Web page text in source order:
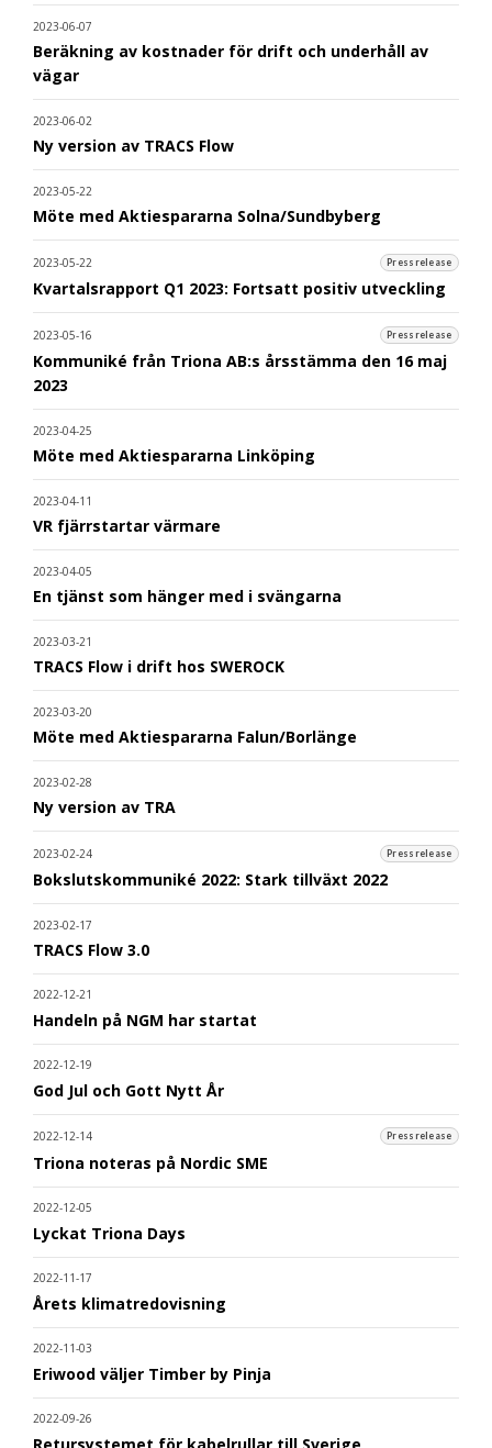
2023-06-07
Beräkning av kostnader för drift och underhåll av
vägar
2023-06-02
Ny version av TRACS Flow
2023-05-22
Möte med Aktiespararna Solna/Sundbyberg
2023-05-22 Pressrelease
Kvartalsrapport Q1 2023: Fortsatt positiv utveckling
2023-05-16 Pressrelease
Kommuniké från Triona AB:s årsstämma den 16 maj
2023
2023-04-25
Möte med Aktiespararna Linköping
2023-04-11
VR fjärrstartar värmare
2023-04-05
En tjänst som hänger med i svängarna
2023-03-21
TRACS Flow i drift hos SWEROCK
2023-03-20
Möte med Aktiespararna Falun/Borlänge
2023-02-28
Ny version av TRA
2023-02-24 Pressrelease
Bokslutskommuniké 2022: Stark tillväxt 2022
2023-02-17
TRACS Flow 3.0
2022-12-21
Handeln på NGM har startat
2022-12-19
God Jul och Gott Nytt År
2022-12-14 Pressrelease
Triona noteras på Nordic SME
2022-12-05
Lyckat Triona Days
2022-11-17
Årets klimatredovisning
2022-11-03
Eriwood väljer Timber by Pinja
2022-09-26